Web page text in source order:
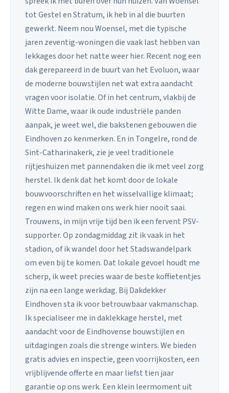
tot Gestel en Stratum, ik heb in al die buurten
gewerkt. Neem nou Woensel, met die typische
jaren zeventig-woningen die vaak last hebben van
lekkages door het natte weer hier. Recent nog een
dak gerepareerd in de buurt van het Evoluon, waar
de moderne bouwstijlen net wat extra aandacht
vragen voor isolatie. Of in het centrum, vlakbij de
Witte Dame, waar ik oude industriële panden
aanpak, je weet wel, die bakstenen gebouwen die
Eindhoven zo kenmerken. En in Tongelre, rond de
Sint-Catharinakerk, zie je veel traditionele
rijtjeshuizen met pannendaken die ik met veel zorg
herstel. Ik denk dat het komt door de lokale
bouwvoorschriften en het wisselvallige klimaat;
regen en wind maken ons werk hier nooit saai.
Trouwens, in mijn vrije tijd ben ik een fervent PSV-
supporter. Op zondagmiddag zit ik vaak in het
stadion, of ik wandel door het Stadswandelpark
om even bij te komen. Dat lokale gevoel houdt me
scherp, ik weet precies waar de beste koffietentjes
zijn na een lange werkdag. Bij Dakdekker
Eindhoven sta ik voor betrouwbaar vakmanschap.
Ik specialiseer me in daklekkage herstel, met
aandacht voor de Eindhovense bouwstijlen en
uitdagingen zoals die strenge winters. We bieden
gratis advies en inspectie, geen voorrijkosten, een
vrijblijvende offerte en maar liefst tien jaar
garantie op ons werk. Een klein leermoment uit